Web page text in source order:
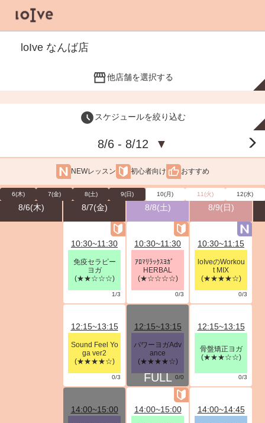
loIve なんば店
他店舗を選択する
スケジュールを絞り込む
8/6 - 8/12 ▼
NEWレッスン 初心者向け おすすめ
6(木) 7(金) 8(土) 9(日) 10(月) 11(火) 12(水)
8/6(木) 8/7(金) 8/8(土) 8/9(日)
10:30~11:30
免疫セラピー
ヨガ
(★★☆☆☆)
1/3
10:30~11:30
ｱﾛﾏﾘﾗｯｸｽﾖｶﾞ
HERBAL
(★☆☆☆☆)
0/3
10:30~11:15
loIveのWorkou
t MIX
(★★★★☆)
0/3
12:15~13:15
Sound Feel Yo
ga ver2
(★★★★☆)
0/3
12:15~13:15
パワーヨガAdv
ance
(★★★★☆)
0/0
12:15~13:15
骨盤矯正ヨガ
(★★★☆☆)
0/3
14:00~15:00 14:00~15:00 14:00~14:45